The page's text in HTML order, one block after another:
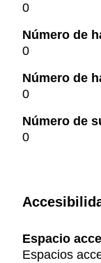
0
Número de
0
Número de
0
Número de
0
Espacio
Espacios